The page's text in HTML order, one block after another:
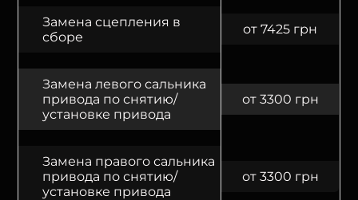
Замена сцепления в
сборе
от 7425 грн
Замена левого сальника
привода по снятию/
установке привода
от 3300 грн
Замена правого сальника
привода по снятию/
установке привода
от 3300 грн